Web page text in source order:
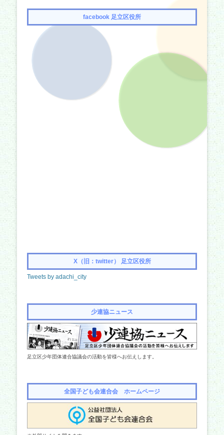
ビ
ゲ
facebook 足立区役所
X（旧：twitter） 足立区役所
Tweets by adachi_city
少連協ニュース
足立区少年団体連合協議会の活動を皆様へお伝えします。
全国子ども会連合会 ホームページ